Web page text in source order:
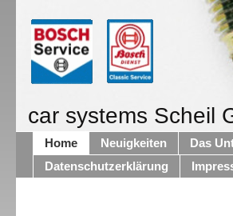
car systems Scheil
Home Neuigkeiten Das
Datenschutzerklärung